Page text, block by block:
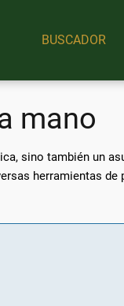
BUSCADOR
mano
sino también un
herramientas